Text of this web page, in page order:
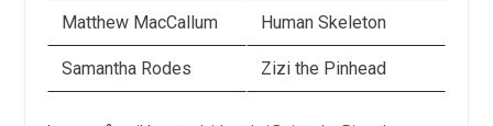
Matthew MacCallum Human Skeleton
Samantha Rodes Zizi the Pinhead